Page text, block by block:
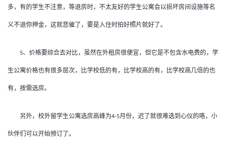
多，有的学生不注意，等退房时，不太友好的学生公寓会以损坏房间设施等名
义不退你押金，这就悲催了，要是入住时拍好照片就好了。
5、价格要综合去对比，虽然在外租房很便宜，但它是不包含水电费的，学
生公寓价格也有很多层次，比学校低的有，比学校高的有，比学校高几倍的也
有，按需选房。
另外，校外留学生公寓选房高峰为4-5月份，迟了就很难选到心仪的咯，小
伙伴们可以开始预订了。